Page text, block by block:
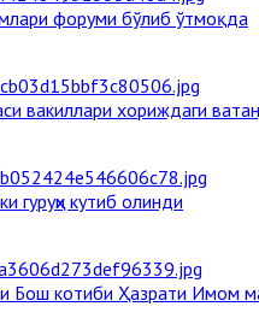
форуми бўлиб ўтмоқда
вакиллари хориждаги
гуруҳи кутиб олинди
Бош котиби Ҳазрати Имом